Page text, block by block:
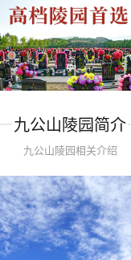
九公山陵园简介
九公山陵园相关介绍